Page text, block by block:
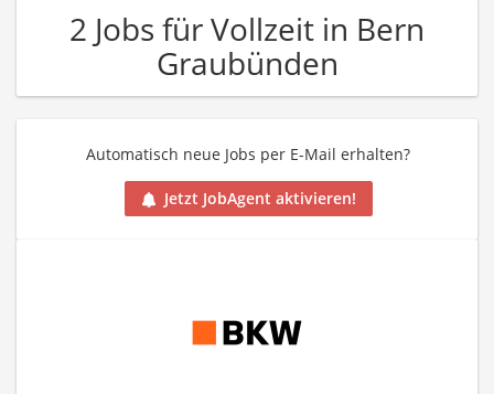
2 Jobs für Vollzeit in Bern
Graubünden
Automatisch neue Jobs per E-Mail erhalten?
Jetzt JobAgent aktivieren!